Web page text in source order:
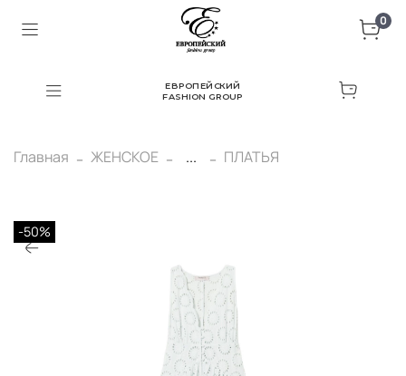
0
ЕВРОПЕЙСКИЙ
FASHION GROUP
Главная ЖЕНСКОЕ ... ПЛАТЬЯ
-50%